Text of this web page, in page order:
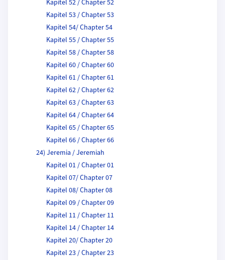
Kapitel 52 / Chapter 52
Kapitel 53 / Chapter 53
Kapitel 54/ Chapter 54
Kapitel 55 / Chapter 55
Kapitel 58 / Chapter 58
Kapitel 60 / Chapter 60
Kapitel 61 / Chapter 61
Kapitel 62 / Chapter 62
Kapitel 63 / Chapter 63
Kapitel 64 / Chapter 64
Kapitel 65 / Chapter 65
Kapitel 66 / Chapter 66
24) Jeremia / Jeremiah
Kapitel 01 / Chapter 01
Kapitel 07/ Chapter 07
Kapitel 08/ Chapter 08
Kapitel 09 / Chapter 09
Kapitel 11 / Chapter 11
Kapitel 14 / Chapter 14
Kapitel 20/ Chapter 20
Kapitel 23 / Chapter 23